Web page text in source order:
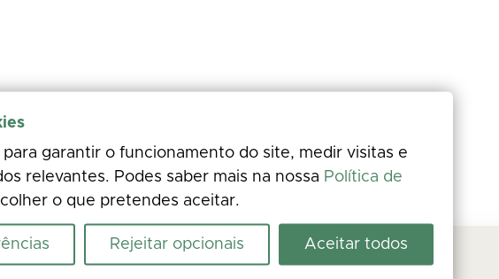
Your feedback improves the information for everyone.
para garantir o funcionamento do site, medir visitas e
relevantes. Podes saber mais na nossa Política de
o que pretendes aceitar.
Rejeitar opcionais Aceitar todos